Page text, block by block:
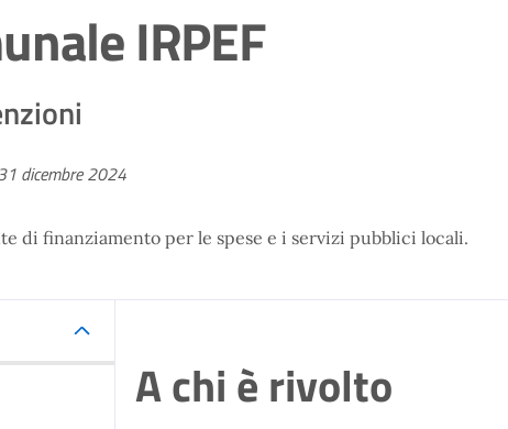
IRPEF
dicembre 2024
di finanziamento per le spese e i servizi pubblici locali.
A chi è rivolto